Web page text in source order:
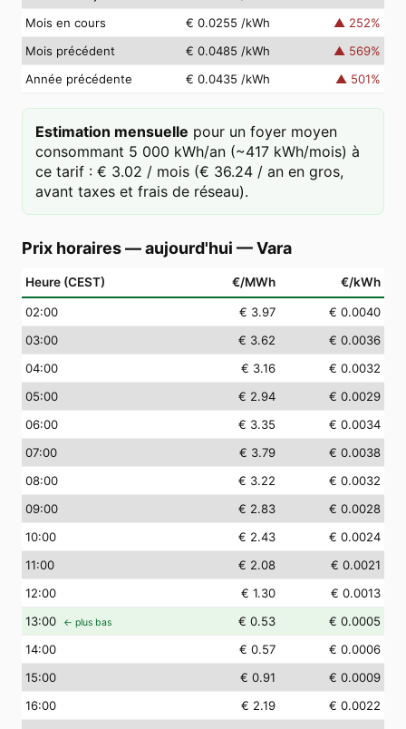
Mois en cours
€ 0.0255 /kWh ▲ 252%
Mois précédent
€ 0.0485 /kWh ▲ 569%
Année précédente
€ 0.0435 /kWh ▲ 501%
Estimation mensuelle pour un foyer moyen
consommant 5 000 kWh/an (~417 kWh/mois) à
ce tarif : € 3.02 / mois (€ 36.24 / an en gros,
avant taxes et frais de réseau).
Prix horaires — aujourd'hui —Vara
Heure (CEST) €/MWh €/kWh
02:00 € 3.97
€ 0.0040
03:00 € 3.62
€ 0.0036
04:00 € 3.16
€ 0.0032
05:00 € 2.94
€ 0.0029
06:00 € 3.35
€ 0.0034
07:00 € 3.79
€ 0.0038
08:00 € 3.22
€ 0.0032
09:00 € 2.83
€ 0.0028
10:00 € 2.43
€ 0.0024
11:00 € 2.08
€ 0.0021
12:00 € 1.30
€ 0.0013
13:00 ← plus bas € 0.53
€ 0.0005
14:00 € 0.57
€ 0.0006
15:00 € 0.91
€ 0.0009
16:00 € 2.19
€ 0.0022